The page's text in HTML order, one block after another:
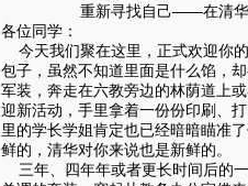
重新寻找自己——在清华大
各位同学：
今天我们聚在这里，正式欢迎你
包子，虽然不知道里面是什么馅，
军装，奔走在六教旁边的林荫道上
迎新活动，手里拿着一份份印刷、
里的学长学姐肯定也已经暗暗瞄准
鲜的，清华对你来说也是新鲜的。
三年、四年年或者更长时间后的